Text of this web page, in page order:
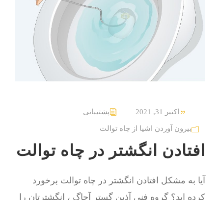
اکتبر 31, 2021 پشتیبانی
بیرون آوردن اشیا از چاه توالت
افتادن انگشتر در چاه توالت
آیا به مشکل افتادن انگشتر در چاه توالت برخورد
کرده اید؟ گروه فنی آذین گستر آچاگ ، انگشترتان را